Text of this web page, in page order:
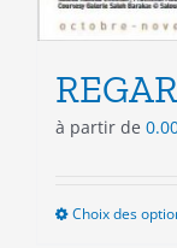
à partir de
Choix des